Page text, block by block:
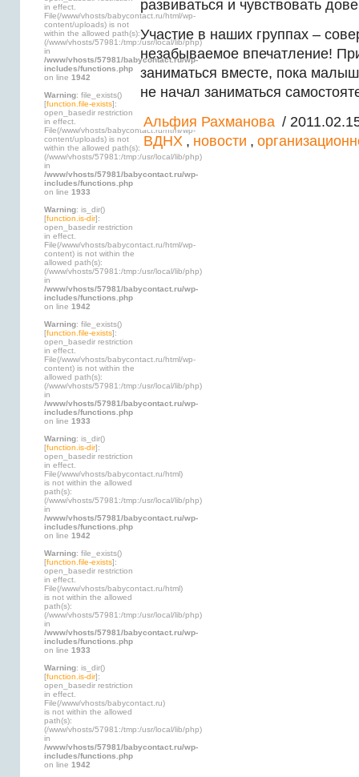
in effect.
File(/www/vhosts/babycontact.ru/html/wp-
content/uploads) is not
within the allowed path(s):
(/www/vhosts/57981:/tmp:/usr/local/lib/php)
in
/www/vhosts/57981/babycontact.ru/wp-
includes/functions.php
on line 1942
Warning: file_exists()
[function.file-exists]:
open_basedir restriction
in effect.
File(/www/vhosts/babycontact.ru/html/wp-
content/uploads) is not
within the allowed path(s):
(/www/vhosts/57981:/tmp:/usr/local/lib/php)
in
/www/vhosts/57981/babycontact.ru/wp-
includes/functions.php
on line 1933
Warning: is_dir()
[function.is-dir]:
open_basedir restriction
in effect.
File(/www/vhosts/babycontact.ru/html/wp-
content) is not within the
allowed path(s):
(/www/vhosts/57981:/tmp:/usr/local/lib/php)
in
/www/vhosts/57981/babycontact.ru/wp-
includes/functions.php
on line 1942
Warning: file_exists()
[function.file-exists]:
open_basedir restriction
in effect.
File(/www/vhosts/babycontact.ru/html/wp-
content) is not within the
allowed path(s):
(/www/vhosts/57981:/tmp:/usr/local/lib/php)
in
/www/vhosts/57981/babycontact.ru/wp-
includes/functions.php
on line 1933
Warning: is_dir()
[function.is-dir]:
open_basedir restriction
in effect.
File(/www/vhosts/babycontact.ru/html)
is not within the allowed
path(s):
(/www/vhosts/57981:/tmp:/usr/local/lib/php)
in
/www/vhosts/57981/babycontact.ru/wp-
includes/functions.php
on line 1942
Warning: file_exists()
[function.file-exists]:
open_basedir restriction
in effect.
File(/www/vhosts/babycontact.ru/html)
is not within the allowed
path(s):
(/www/vhosts/57981:/tmp:/usr/local/lib/php)
in
/www/vhosts/57981/babycontact.ru/wp-
includes/functions.php
on line 1933
Warning: is_dir()
[function.is-dir]:
open_basedir restriction
in effect.
File(/www/vhosts/babycontact.ru)
is not within the allowed
path(s):
(/www/vhosts/57981:/tmp:/usr/local/lib/php)
in
/www/vhosts/57981/babycontact.ru/wp-
includes/functions.php
on line 1942
развиваться и чувствовать
Участие в наших группах –
незабываемое впечатление!
заниматься вместе, пока
не начал заниматься
Альфия Рахманова /
ВДНХ , новости ,